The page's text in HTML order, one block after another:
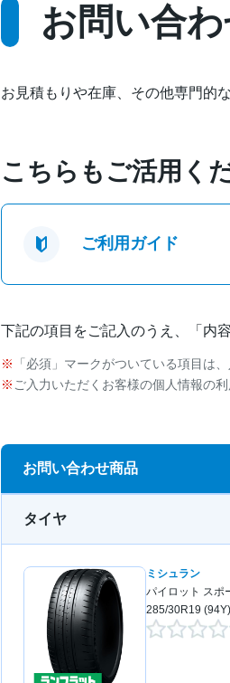
お問い合わ
お見積もりや在庫、その他専門的
こちらもご活用く
ご利用ガイド
下記の項目をご記入のうえ、「内
「必須」マークがついている項目は
ご入力いただくお客様の個人情報の
お問い合わせ商品
タイヤ
ミシュラン
パイロット スポ
285/30R19